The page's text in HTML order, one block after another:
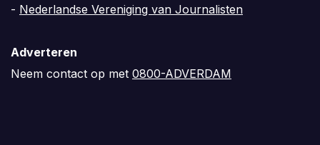
- Nederlandse Vereniging van Journalisten
Adverteren
Neem contact op met 0800-ADVERDAM